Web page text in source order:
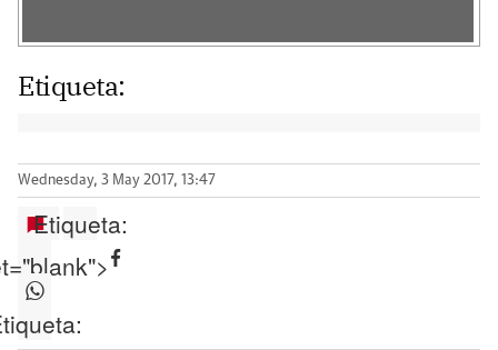
Etiqueta:
Wednesday, 3 May 2017, 13:47
Etiqueta: